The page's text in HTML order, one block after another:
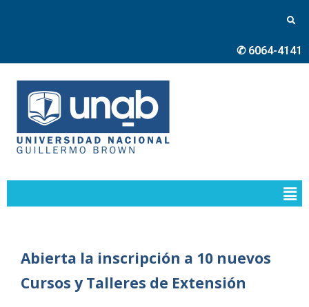
✆ 6064-4141
Abierta la inscripción a 10 nuevos
Cursos y Talleres de Extensión